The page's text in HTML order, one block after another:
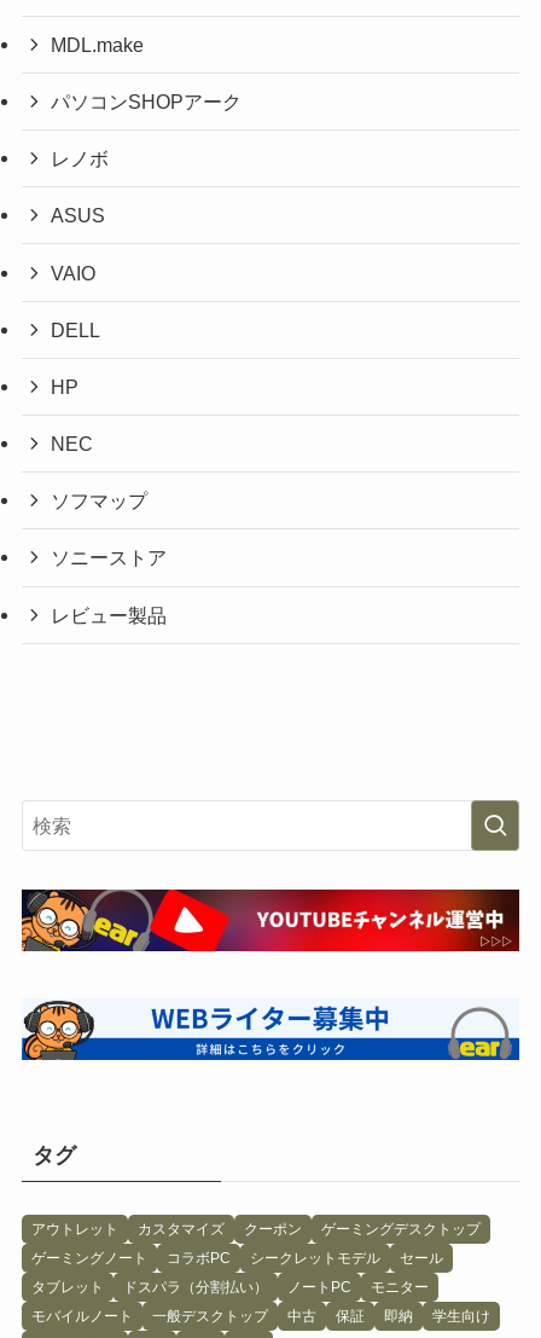
MDL.make
パソコンSHOPアーク
レノボ
ASUS
VAIO
DELL
HP
NEC
ソフマップ
ソニーストア
レビュー製品
タグ
アウトレット カスタマイズ クーポン
ゲーミングデスクトップ
ゲーミングノート
コラボPC シークレットモデル
セール
タブレット
ドスパラ（分割払い） ノートPC
モニター
モバイルノート
一般デスクトップ 中古 保証 即納
学生向け